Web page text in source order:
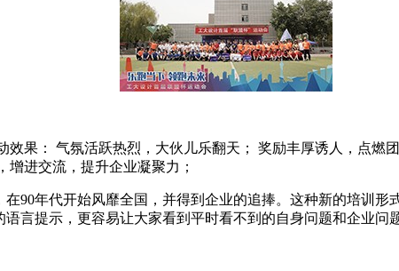
果： 气氛活跃热烈，大伙儿乐翻天； 奖励丰厚诱人，点燃
进交流，提升企业凝聚力；
90年代开始风靡全国，并得到企业的追捧。这种新的培训
言提示，更容易让大家看到平时看不到的自身问题和企业